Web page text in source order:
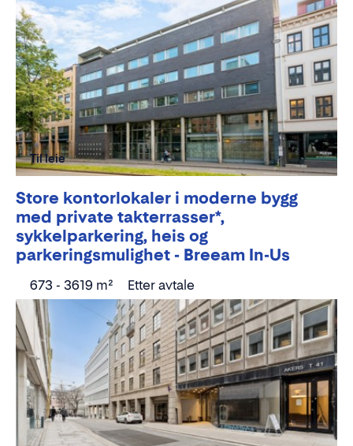
Store kontorlokaler i moderne bygg
med private takterrasser*,
sykkelparkering, heis og
parkeringsmulighet - Breeam In-Us
673 - 3619 m² Etter avtale
Til leie